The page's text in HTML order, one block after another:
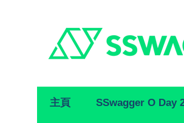
Primary
Navigation
主頁 SSwagger O Day